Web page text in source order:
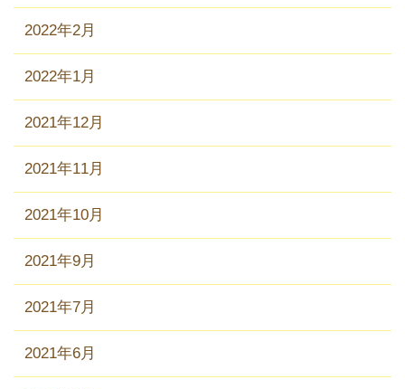
2022年2月
2022年1月
2021年12月
2021年11月
2021年10月
2021年9月
2021年7月
2021年6月